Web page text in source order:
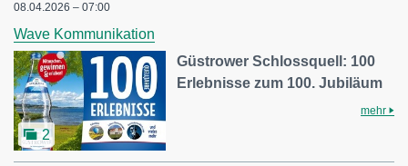
08.04.2026 – 07:00
Wave Kommunikation
2
Güstrower Schlossquell: 100
Erlebnisse zum 100. Jubiläum
mehr